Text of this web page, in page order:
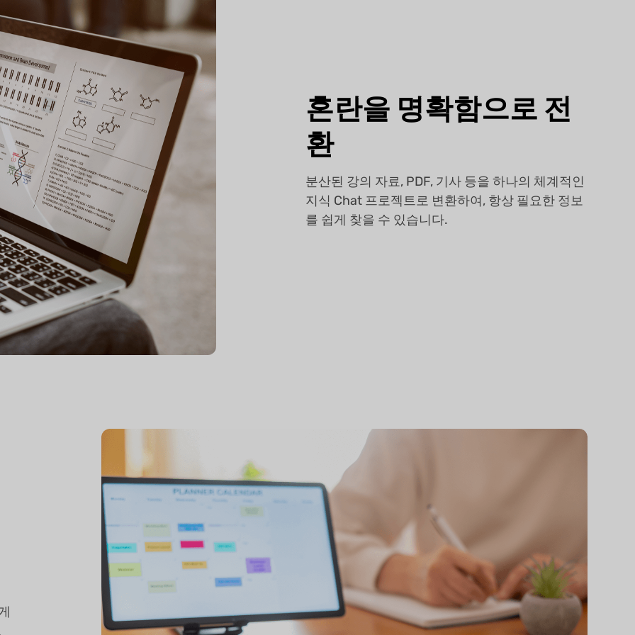
혼란을 명확함으로 전
환
분산된 강의 자료, PDF, 기사 등을 하나의 체계적인
지식 Chat 프로젝트로 변환하여, 항상 필요한 정보
를 쉽게 찾을 수 있습니다.